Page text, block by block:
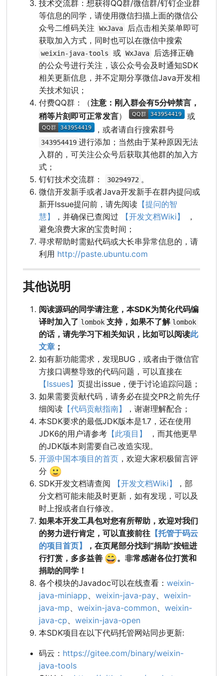
技术交流群：想获得QQ群/微信群/钉钉企业群
等信息的同学，请使用微信扫描上面的微信公
众号二维码关注
WxJava
后点击相关菜单即可
获取加入方式，同时也可以在微信中搜索
weixin-java-tools 或 WxJava
后选择正确
的公众号进行关注，该公众号会及时通知SDK
相关更新信息，并不定期分享微信Java开发相
关技术知识；
付费QQ群：（注意：刚入群会有5分钟禁言，
稍等片刻即可正常发言）
或
，或者请自行搜索群号
343954419 进行添加；当然由于某种原因无法
入群的，可关注公众号后获取其他群的加入方
式；
钉钉技术交流群：
30294972 。
微信开发新手或者Java开发新手在群内提问或
新开Issue提问前，请先阅读 【提问的智
慧】
，并确保已查阅过 【开发文档Wiki】
，
避免浪费大家的宝贵时间；
寻求帮助时需贴代码或大长串异常信息的，请
利用 http://paste.ubuntu.com
其他说明
阅读源码的同学请注意，本SDK为简化代码编
译时加入了 lombok 支持，如果不了解 lombok
的话，请先学习下相关知识，比如可以阅读此
文章 ；
如有新功能需求，发现BUG，或者由于微信官
方接口调整导致的代码问题，可以直接在
【Issues】 页提出issue，便于讨论追踪问题；
如果需要贡献代码，请务必在提交PR之前先仔
细阅读 【代码贡献指南】
，谢谢理解配合；
本SDK要求的最低JDK版本是1.7，还在使用
JDK6的用户请参考 【此项目】
，而其他更早
的JDK版本则需要自己改造实现。
开源中国本项目的首页 ，欢迎大家积极留言评
分 🙂
SDK开发文档请查阅 【开发文档Wiki】
，部
分文档可能未能及时更新，如有发现，可以及
时上报或者自行修改。
如果本开发工具包对您有所帮助，欢迎对我们
的努力进行肯定，可以直接前往 【托管于码云
的项目首页】
，在页尾部分找到“捐助”按钮进
行打赏，多多益善 😄。非常感谢各位打赏和
捐助的同学！
各个模块的Javadoc可以在线查看： weixin-
java-miniapp
weixin-java-pay
weixin-
java-mp
weixin-java-common
weixin-
java-cp
weixin-java-open
本SDK项目在以下代码托管网站同步更新:
码云： https://gitee.com/binary/weixin-
java-tools